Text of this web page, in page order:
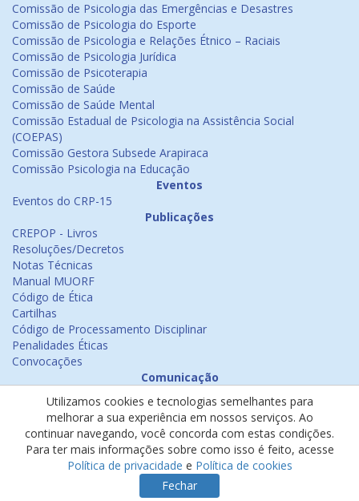
Comissão de Psicologia das Emergências e Desastres
Comissão de Psicologia do Esporte
Comissão de Psicologia e Relações Étnico – Raciais
Comissão de Psicologia Jurídica
Comissão de Psicoterapia
Comissão de Saúde
Comissão de Saúde Mental
Comissão Estadual de Psicologia na Assistência Social
(COEPAS)
Comissão Gestora Subsede Arapiraca
Comissão Psicologia na Educação
Eventos
Eventos do CRP-15
Publicações
CREPOP - Livros
Resoluções/Decretos
Notas Técnicas
Manual MUORF
Código de Ética
Cartilhas
Código de Processamento Disciplinar
Penalidades Éticas
Convocações
Comunicação
Emissão de Certificados
Psicologia na Mídia
Ouvidoria
Política de cookies
Política de privacidade
Utilizamos cookies e tecnologias semelhantes para
melhorar a sua experiência em nossos serviços. Ao
continuar navegando, você concorda com estas condições.
Para ter mais informações sobre como isso é feito, acesse
Política de privacidade e Política de cookies
Fechar